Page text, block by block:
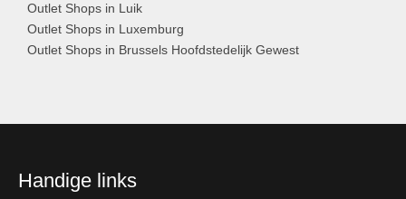
Outlet Shops in Luik
Outlet Shops in Luxemburg
Outlet Shops in Brussels Hoofdstedelijk Gewest
Handige links